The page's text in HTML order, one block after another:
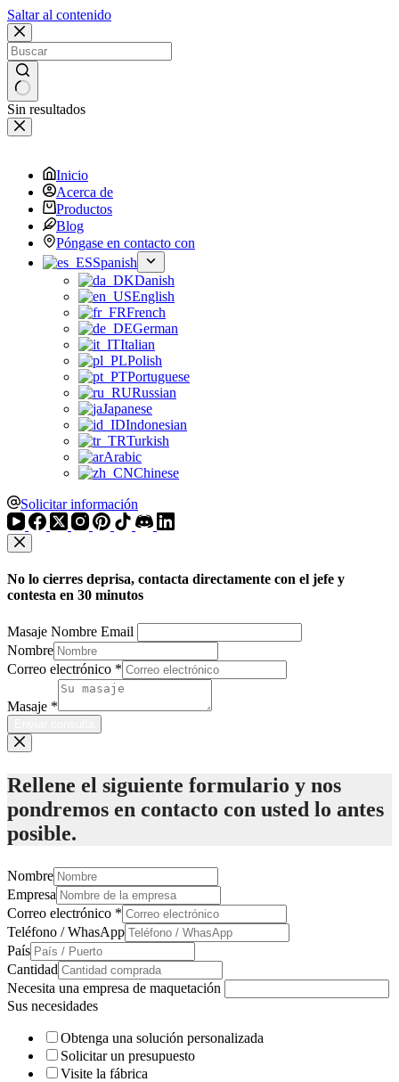
Saltar al contenido
Sin resultados
Inicio
Acerca de
Productos
Blog
Póngase en contacto con
Spanish
Danish
English
French
German
Italian
Polish
Portuguese
Russian
Japanese
Indonesian
Turkish
Arabic
Chinese
Solicitar información
No lo cierres deprisa, contacta directamente con el jefe y
contesta en 30 minutos
Masaje Nombre Email
Nombre
Correo electrónico *
Masaje *
Rellene el siguiente formulario y nos
pondremos en contacto con usted lo antes
posible.
Nombre
Empresa
Correo electrónico *
Teléfono / WhasApp
País
Cantidad
Necesita una empresa de maquetación
Sus necesidades
Obtenga una solución personalizada
Solicitar un presupuesto
Visite la fábrica